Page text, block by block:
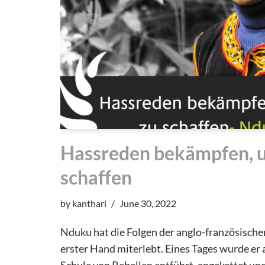
Hassreden bekämpfen,
schaffen
by kanthari June 30, 2022
Nduku hat die Folgen der anglo-
erster Hand miterlebt. Eines Tages wurde er